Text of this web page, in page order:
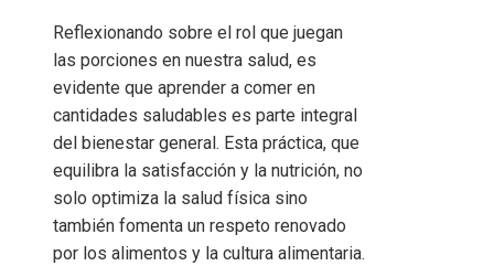
Reflexionando sobre el rol que juegan
las porciones en nuestra salud, es
evidente que aprender a comer en
cantidades saludables es parte integral
del bienestar general. Esta práctica, que
equilibra la satisfacción y la nutrición, no
solo optimiza la salud física sino
también fomenta un respeto renovado
por los alimentos y la cultura alimentaria.